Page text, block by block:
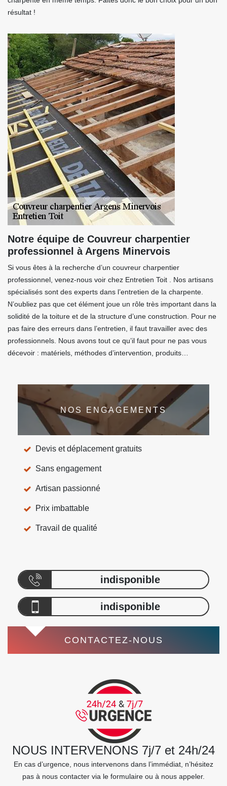
résultat !
Notre équipe de Couvreur charpentier
professionnel à Argens Minervois
Si vous êtes à la recherche d’un couvreur charpentier
professionnel, venez-nous voir chez Entretien Toit . Nos artisans
spécialisés sont des experts dans l’entretien de la charpente.
N’oubliez pas que cet élément joue un rôle très important dans la
solidité de la toiture et de la structure d’une construction. Pour ne
pas faire des erreurs dans l’entretien, il faut travailler avec des
professionnels. Nous avons tout ce qu’il faut pour ne pas vous
décevoir : matériels, méthodes d’intervention, produits…
NOS ENGAGEMENTS
Devis et déplacement gratuits
Sans engagement
Artisan passionné
Prix imbattable
Travail de qualité
indisponible
indisponible
CONTACTEZ-NOUS
NOUS INTERVENONS 7j/7 et 24h/24
En cas d’urgence, nous intervenons dans l’immédiat, n’hésitez
pas à nous contacter via le formulaire ou à nous appeler.